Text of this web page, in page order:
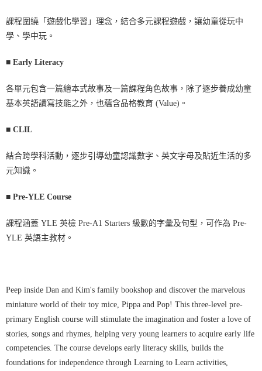
課程圍繞「遊戲化學習」理念，結合多元課程遊戲，讓幼童從玩中
學、學中玩。
■ Early Literacy
各單元包含一篇繪本式故事及一篇課程角色故事，除了逐步養成幼童
基本英語讀寫技能之外，也蘊含品格教育 (Value)。
■ CLIL
結合跨學科活動，逐步引導幼童認識數字、英文字母及貼近生活的多
元知識。
■ Pre-YLE Course
課程涵蓋 YLE 英檢 Pre-A1 Starters 級數的字彙及句型，可作為 Pre-
YLE 英語主教材。
Peep inside Dan and Kim's family bookshop and discover the marvelous
miniature world of their toy mice, Pippa and Pop! This three-level pre-
primary English course will stimulate the imagination and foster a love of
stories, songs and rhymes, helping very young learners to acquire early life
competencies. The course develops early literacy skills, builds the
foundations for independence through Learning to Learn activities,